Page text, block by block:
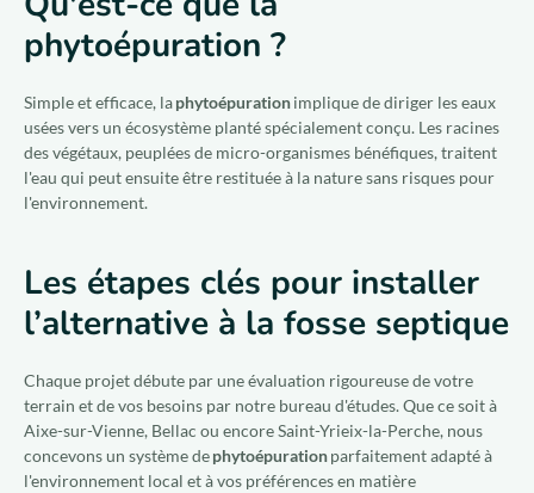
phytoépuration ?
Simple et efficace, laphytoépurationimplique de diriger les eaux
usées vers un écosystème planté spécialement conçu. Les racines
des végétaux, peuplées de micro-organismes bénéfiques, traitent
l'eau qui peut ensuite être restituée à la nature sans risques pour
l'environnement.
Les étapes clés pour installer
l’alternative à la fosse septique
Chaque projet débute par une évaluation rigoureuse de votre
terrain et de vos besoins par notre bureau d'études. Que ce soit à
Aixe-sur-Vienne, Bellac ou encore Saint-Yrieix-la-Perche, nous
concevons un système dephytoépurationparfaitement adapté à
l'environnement local et à vos préférences en matière